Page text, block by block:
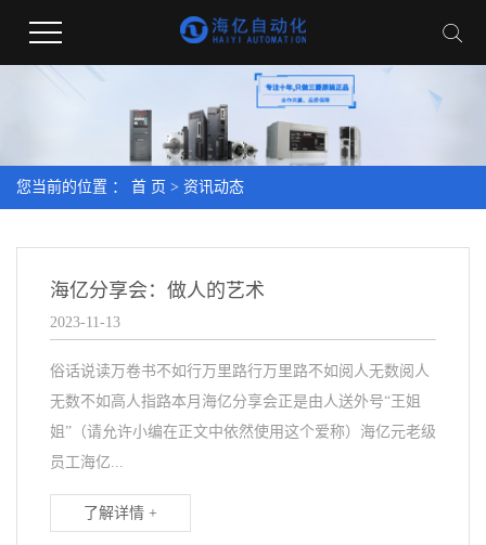
您当前的位置 ： 首 页 > 资讯动态
海亿分享会：做人的艺术
2023-11-13
俗话说读万卷书不如行万里路行万里路不如阅人无数阅人
无数不如高人指路本月海亿分享会正是由人送外号“王姐
姐”（请允许小编在正文中依然使用这个爱称）海亿元老级
员工海亿...
了解详情 +